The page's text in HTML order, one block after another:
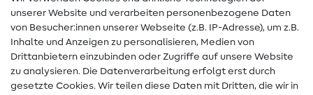
Hilfe & Kontakt
Kontakt
Infos zum Betreiberwechsel
unserer Website und verarbeiten personenbezogene Daten
von Besucher:innen unserer Webseite (z.B. IP-Adresse), um z.B.
Inhalte und Anzeigen zu personalisieren, Medien von
Drittanbietern einzubinden oder Zugriffe auf unsere Website
zu analysieren. Die Datenverarbeitung erfolgt erst durch
gesetzte Cookies. Wir teilen diese Daten mit Dritten, die wir in